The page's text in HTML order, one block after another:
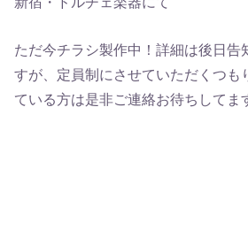
ただ今チラシ製作中！詳細は後日告
すが、定員制にさせていただくつも
ている方は是非ご連絡お待ちしてま